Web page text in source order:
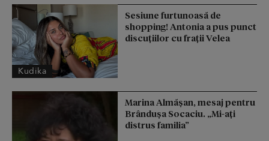
Kudika
Sesiune furtunoasă de
shopping! Antonia a pus punct
discuțiilor cu frații Velea
Marina Almășan, mesaj pentru
Brândușa Socaciu. „Mi-ați
distrus familia”